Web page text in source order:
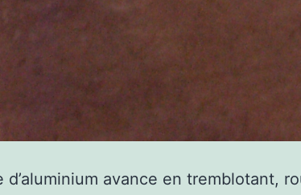
d’aluminium avance en tremblotant,